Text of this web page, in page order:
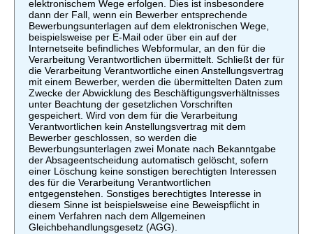
elektronischem Wege erfolgen. Dies ist insbesondere
dann der Fall, wenn ein Bewerber entsprechende
Bewerbungsunterlagen auf dem elektronischen Wege,
beispielsweise per E-Mail oder über ein auf der
Internetseite befindliches Webformular, an den für die
Verarbeitung Verantwortlichen übermittelt. Schließt der für
die Verarbeitung Verantwortliche einen Anstellungsvertrag
mit einem Bewerber, werden die übermittelten Daten zum
Zwecke der Abwicklung des Beschäftigungsverhältnisses
unter Beachtung der gesetzlichen Vorschriften
gespeichert. Wird von dem für die Verarbeitung
Verantwortlichen kein Anstellungsvertrag mit dem
Bewerber geschlossen, so werden die
Bewerbungsunterlagen zwei Monate nach Bekanntgabe
der Absageentscheidung automatisch gelöscht, sofern
einer Löschung keine sonstigen berechtigten Interessen
des für die Verarbeitung Verantwortlichen
entgegenstehen. Sonstiges berechtigtes Interesse in
diesem Sinne ist beispielsweise eine Beweispflicht in
einem Verfahren nach dem Allgemeinen
Gleichbehandlungsgesetz (AGG).